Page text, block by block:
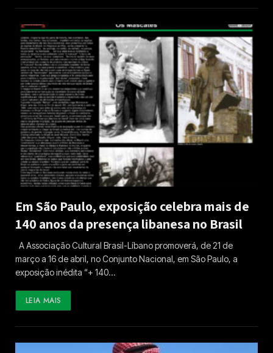
Em São Paulo, exposição celebra mais de
140 anos da presença libanesa no Brasil
A Associação Cultural Brasil-Líbano promoverá, de 21 de
março a 16 de abril, no Conjunto Nacional, em São Paulo, a
exposição inédita “+ 140…
LEIA MAIS